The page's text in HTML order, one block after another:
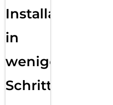
Installation
in
wenigen
Schritten